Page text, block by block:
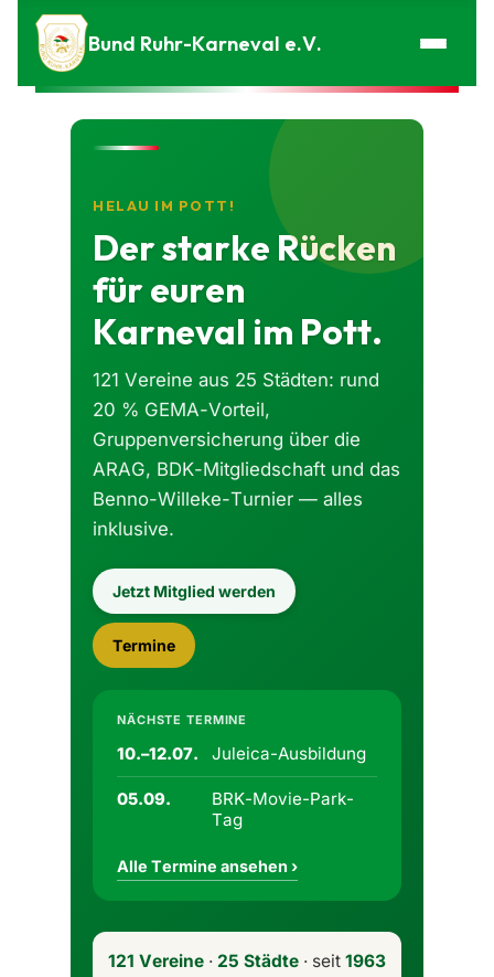
Zum Inhalt springen
Bund Ruhr-Karneval e.V.
HELAU IM POTT!
Der starke Rücken
für euren
Karneval im Pott.
121 Vereine aus 25 Städten: rund
20 % GEMA-Vorteil,
Gruppenversicherung über die
ARAG, BDK-Mitgliedschaft und das
Benno-Willeke-Turnier — alles
inklusive.
Jetzt Mitglied werden
Termine
NÄCHSTE TERMINE
10.–12.07. Juleica-Ausbildung
05.09.
BRK-Movie-Park-
Tag
Alle Termine ansehen ›
121 Vereine · 25 Städte · seit 1963